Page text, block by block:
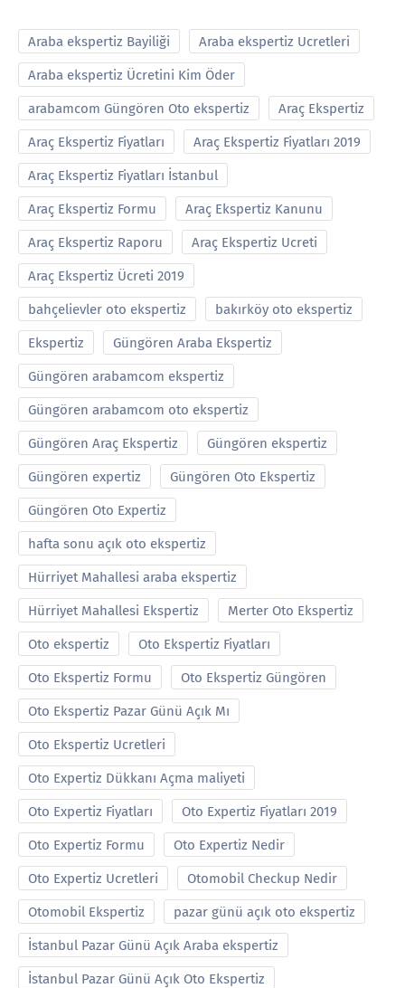
Araba ekspertiz Bayiliği Araba ekspertiz Ucretleri
Araba ekspertiz Ücretini Kim Öder
arabamcom Güngören Oto ekspertiz Araç Ekspertiz
Araç Ekspertiz Fiyatları Araç Ekspertiz Fiyatları 2019
Araç Ekspertiz Fiyatları İstanbul
Araç Ekspertiz Formu Araç Ekspertiz Kanunu
Araç Ekspertiz Raporu Araç Ekspertiz Ucreti
Araç Ekspertiz Ücreti 2019
bahçelievler oto ekspertiz bakırköy oto ekspertiz
Ekspertiz Güngören Araba Ekspertiz
Güngören arabamcom ekspertiz
Güngören arabamcom oto ekspertiz
Güngören Araç Ekspertiz Güngören ekspertiz
Güngören expertiz Güngören Oto Ekspertiz
Güngören Oto Expertiz
hafta sonu açık oto ekspertiz
Hürriyet Mahallesi araba ekspertiz
Hürriyet Mahallesi Ekspertiz Merter Oto Ekspertiz
Oto ekspertiz Oto Ekspertiz Fiyatları
Oto Ekspertiz Formu Oto Ekspertiz Güngören
Oto Ekspertiz Pazar Günü Açık Mı
Oto Ekspertiz Ucretleri
Oto Expertiz Dükkanı Açma maliyeti
Oto Expertiz Fiyatları Oto Expertiz Fiyatları 2019
Oto Expertiz Formu Oto Expertiz Nedir
Oto Expertiz Ucretleri Otomobil Checkup Nedir
Otomobil Ekspertiz pazar günü açık oto ekspertiz
İstanbul Pazar Günü Açık Araba ekspertiz
İstanbul Pazar Günü Açık Oto Ekspertiz